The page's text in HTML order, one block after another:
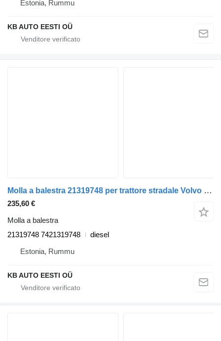
Estonia, Rummu
KB AUTO EESTI OÜ
Molla a balestra 21319748 per trattore stradale Volvo FH12, FH16, NH12, FH, VNL780 (1993-2014)
235,60 €
Molla a balestra
21319748 7421319748
diesel
Estonia, Rummu
KB AUTO EESTI OÜ